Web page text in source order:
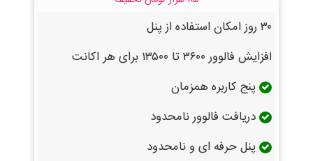
۳۰ روز امکان استفاده از پنل
افزایش فالوور ۳۶۰۰ تا ۱۳۵۰۰ برای هر اکانت
پنج کاربره همزمان
دریافت فالوور نامحدود
پنل حرفه ای و نامحدود